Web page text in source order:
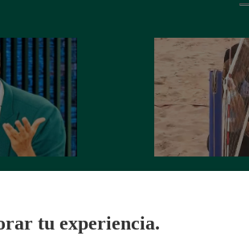
de STEVE
tu experiencia.